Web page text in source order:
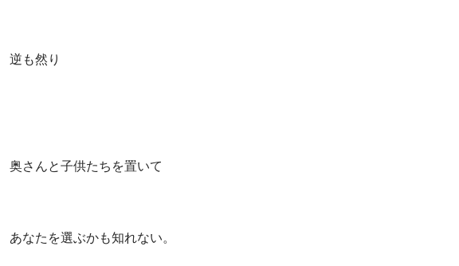
逆も然り
奥さんと子供たちを置いて
あなたを選ぶかも知れない。